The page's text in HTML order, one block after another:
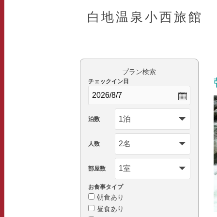
白地温泉小西旅館
プラン検索
チェックイン日
泊数
人数
部屋数
お食事タイプ
朝食あり
昼食あり